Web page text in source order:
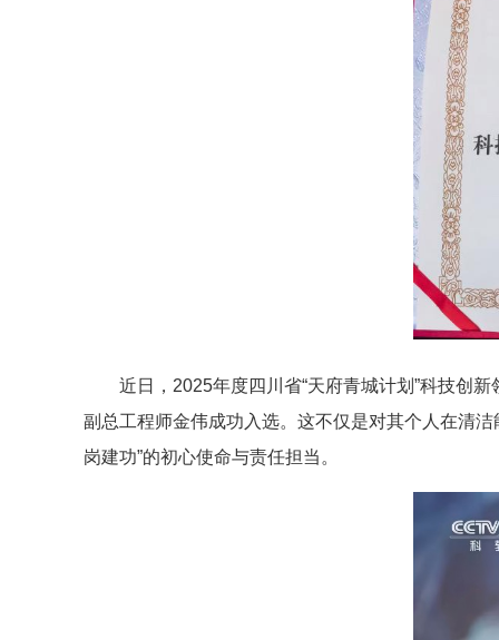
近日，2025年度四川省“天府青城计划”科技创
副总工程师金伟成功入选。这不仅是对其个人在清
岗建功”的初心使命与责任担当。